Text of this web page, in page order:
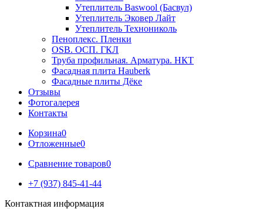
Утеплитель Baswool (Басвул)
Утеплитель Эковер Лайт
Утеплитель Технониколь
Пеноплекс. Пленки
OSB. ОСП. ГКЛ
Труба профильная. Арматура. НКТ
Фасадная плита Hauberk
Фасадные плиты Дёке
Отзывы
Фотогалерея
Контакты
Корзина0
Отложенные0
Сравнение товаров0
+7 (937) 845-41-44
Контактная информация